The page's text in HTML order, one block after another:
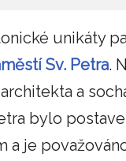
unikáty
Sv. Petra.
a
bylo
a je